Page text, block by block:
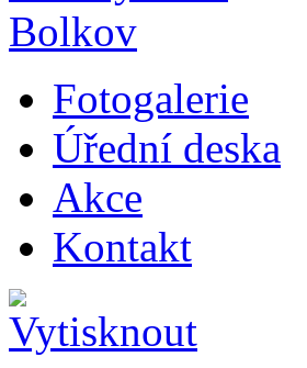
Fotogalerie
Úřední deska
Akce
Kontakt